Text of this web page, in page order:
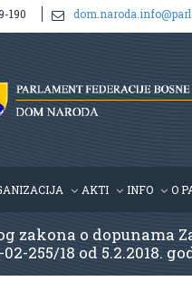
190
AKTI INFO O
zakona o dopunama
255/18 od 5.2.2018.